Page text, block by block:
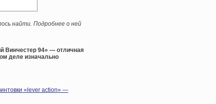
найти. Подробнее о ней
Винчестер 94» — отличная
деле изначально
«lever action» —